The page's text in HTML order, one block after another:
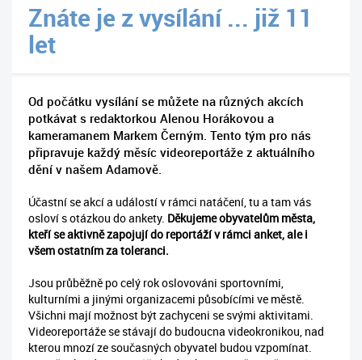
Znáte je z vysílání ... již 11
let
Od počátku vysílání se můžete na různých akcích
potkávat s redaktorkou Alenou Horákovou a
kameramanem Markem Černým. Tento tým pro nás
připravuje každý měsíc videoreportáže z aktuálního
dění v našem Adamově.
Účastní se akcí a událostí v rámci natáčení, tu a tam vás
osloví s otázkou do ankety. Děkujeme obyvatelům města,
kteří se aktivně zapojují do reportáží v rámci anket, ale i
všem ostatním za toleranci.
Jsou průběžně po celý rok oslovováni sportovními,
kulturními a jinými organizacemi působícími ve městě.
Všichni mají možnost být zachyceni se svými aktivitami.
Videoreportáže se stávají do budoucna videokronikou, nad
kterou mnozí ze současných obyvatel budou vzpomínat.